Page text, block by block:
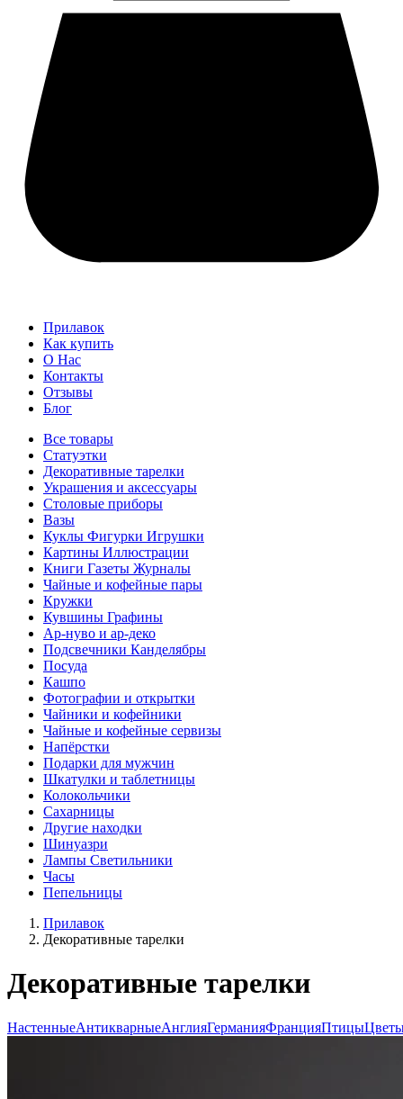
Прилавок
Как купить
О Нас
Контакты
Отзывы
Блог
Все товары
Статуэтки
Декоративные тарелки
Украшения и аксессуары
Столовые приборы
Вазы
Куклы Фигурки Игрушки
Картины Иллюстрации
Книги Газеты Журналы
Чайные и кофейные пары
Кружки
Кувшины Графины
Ар-нуво и ар-деко
Подсвечники Канделябры
Посуда
Кашпо
Фотографии и открытки
Чайники и кофейники
Чайные и кофейные сервизы
Напёрстки
Подарки для мужчин
Шкатулки и таблетницы
Колокольчики
Сахарницы
Другие находки
Шинуазри
Лампы Светильники
Часы
Пепельницы
Прилавок
Декоративные тарелки
Декоративные тарелки
НастенныеАнтикварныеАнглияГерманияФранцияПтицы